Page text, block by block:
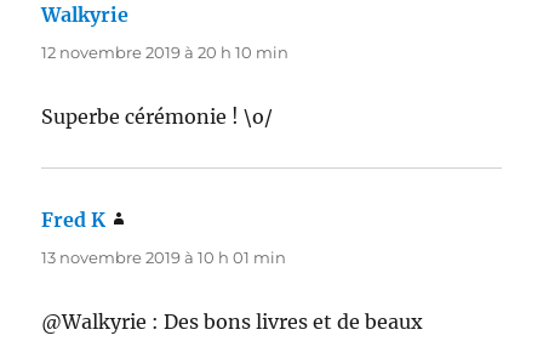
Walkyrie
12 novembre 2019 à 20 h 10 min
Superbe cérémonie ! \o/
Fred K
13 novembre 2019 à 10 h 01 min
@Walkyrie : Des bons livres et de beaux